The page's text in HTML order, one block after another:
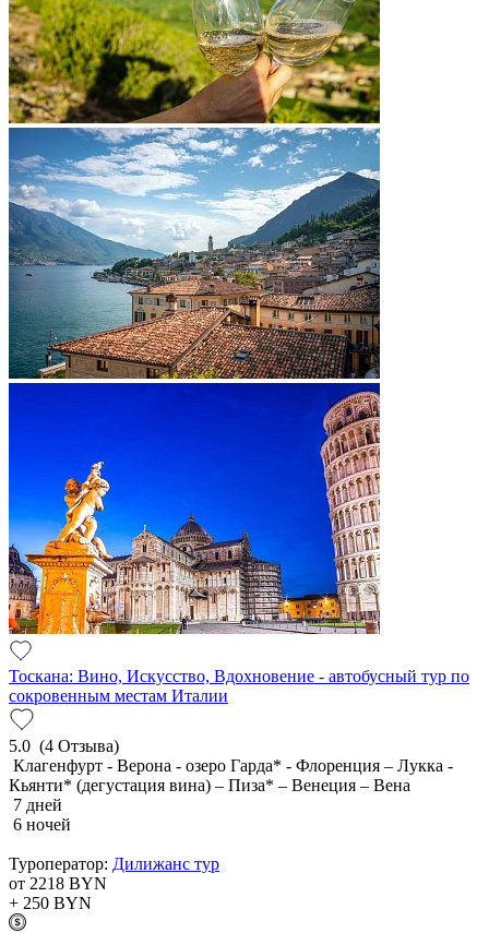
Тоскана: Вино, Искусство, Вдохновение - автобусный тур по
сокровенным местам Италии
5.0 (4 Отзыва)
Клагенфурт - Верона - озеро Гарда* - Флоренция – Лукка -
Кьянти* (дегустация вина) – Пиза* – Венеция – Вена
7 дней
6 ночей
Туроператор: Дилижанс тур
от 2218 BYN
+ 250 BYN